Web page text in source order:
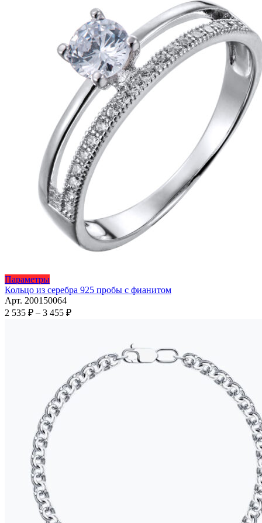
странице
товара.
ПараметрыЭтот
товар
имеет
несколько
странице
товара.
Кольцо из серебра 925 пробы с фианитом
Арт. 200150064
2 535 ₽ – 3 455 ₽Диапазон
455 ₽